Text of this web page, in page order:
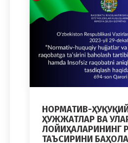
НОРМАТИВ-
ҲУЖЖАТЛАР ВА
ЛОЙИҲАЛАРИНИНГ
ТАЪСИРИНИ